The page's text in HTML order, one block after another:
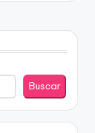
Buscar